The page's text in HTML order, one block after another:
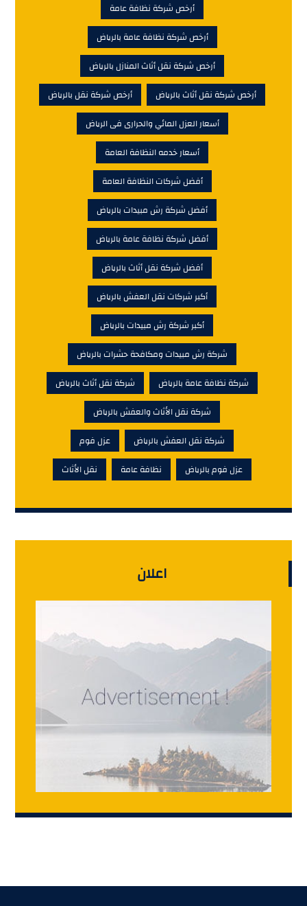
أرخص شركة نظافة عامة
أرخص شركة نظافة عامة بالرياض
أرخص شركة نقل أثاث المنازل بالرياض
أرخص شركة نقل أثاث بالرياض
أرخص شركة نقل بالرياض
أسعار العزل المائي والحرارى فى الرياض
أسعار خدمه النظافة العامة
أفضل شركات النظافة العامة
أفضل شركة رش مبيدات بالرياض
أفضل شركة نظافة عامة بالرياض
أفضل شركة نقل أثاث بالرياض
أكبر شركات نقل العفش بالرياض
أكبر شركة رش مبيدات بالرياض
شركة رش مبيدات ومكافحة حشرات بالرياض
شركة نظافة عامة بالرياض
شركة نقل أثاث بالرياض
شركة نقل الأثاث والعفش بالرياض
شركة نقل العفش بالرياض
عزل فوم
عزل فوم بالرياض
نظافة عامة نقل الأثاث
اعلان